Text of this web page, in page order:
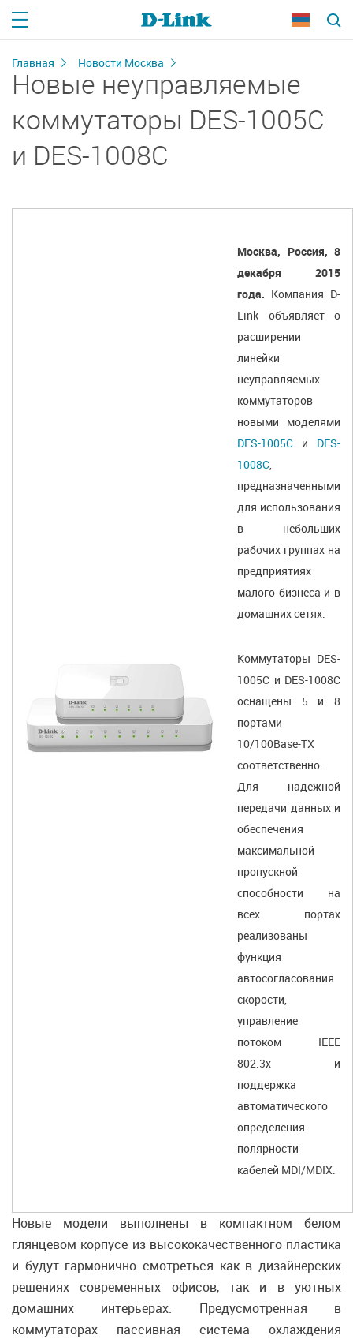
Главная Новости Москва
Новые неуправляемые
коммутаторы DES-1005C
и DES-1008C
Москва, Россия, 8
декабря 2015
года. Компания D-
Link объявляет о
расширении
линейки
неуправляемых
коммутаторов
новыми моделями
DES-1005C и DES-
1008C,
предназначенными
для использования
в небольших
рабочих группах на
предприятиях
малого бизнеса и в
домашних сетях.
Коммутаторы DES-
1005C и DES-1008C
оснащены 5 и 8
портами
10/100Base-TX
соответственно.
Для надежной
передачи данных и
обеспечения
максимальной
пропускной
способности на
всех портах
реализованы
функция
автосогласования
скорости,
управление
потоком IEEE
802.3x и
поддержка
автоматического
определения
полярности
кабелей MDI/MDIX.
Новые модели выполнены в компактном белом
глянцевом корпусе из высококачественного пластика
и будут гармонично смотреться как в дизайнерских
решениях современных офисов, так и в уютных
домашних интерьерах. Предусмотренная в
коммутаторах пассивная система охлаждения